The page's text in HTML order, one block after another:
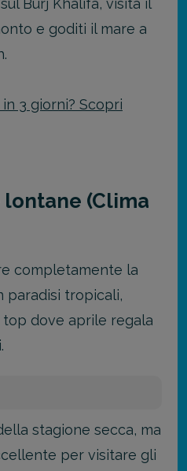
Burj Khalifa, visita il
e goditi il mare a
3 giorni? Scopri
(Clima
completamente la
paradisi tropicali,
dove aprile regala
stagione secca, ma
per visitare gli